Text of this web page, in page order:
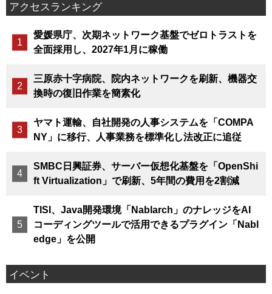
アクセスランキング
愛媛県庁、次期ネットワーク基盤でゼロトラストを
全面採用し、2027年1月に稼働
三原赤十字病院、院内ネットワークを刷新、機器交
換時の復旧作業を簡素化
ヤマト運輸、自社開発の人事システムを「COMPA
NY」に移行、人事業務を標準化し法改正に追従
SMBC日興証券、サーバー仮想化基盤を「OpenShi
ft Virtualization」で刷新、5年間の費用を2割減
TISI、Java開発環境「Nablarch」のナレッジをAI
コーディングツールで活用できるプラグイン「Nabl
edge」を公開
イベント